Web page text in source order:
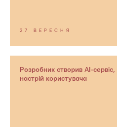
27 ВЕРЕСНЯ
Розробник створив AI-
настрій користувача